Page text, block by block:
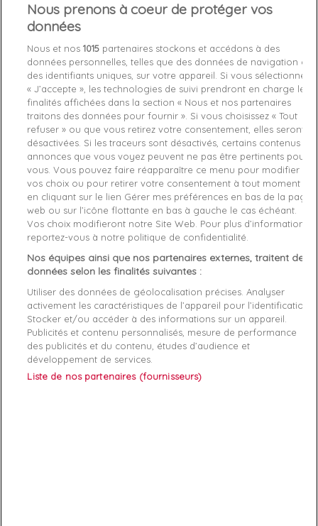
Caractéristiques produit
Détails du produit Fabriquant
Référence DW0DW08615-YBR M
Fiche technique
Couleur Blanc
Matière Coton
Genre Femme
Rayon Vetement
Démarque 35 %
Références spécifiques
Nous prenons à coeur de protéger vos
données
Nous et nos1015 partenaires stockons et accédons à des
données personnelles, telles que des données de navigation ou
des identifiants uniques, sur votre appareil. Si vous sélectionnez
« J’accepte », les technologies de suivi prendront en charge les
finalités affichées dans la section « Nous et nos partenaires
traitons des données pour fournir ». Si vous choisissez « Tout
refuser » ou que vous retirez votre consentement, elles seront
désactivées. Si les traceurs sont désactivés, certains contenus et
annonces que vous voyez peuvent ne pas être pertinents pour
vous. Vous pouvez faire réapparaître ce menu pour modifier
vos choix ou pour retirer votre consentement à tout moment
en cliquant sur le lien Gérer mes préférences en bas de la page
web ou sur l’icône flottante en bas à gauche le cas échéant.
Vos choix modifieront notre Site Web. Pour plus d’informations,
reportez-vous à notre politique de confidentialité.
Nos équipes ainsi que nos partenaires externes, traitent des
données selon les finalités suivantes :
Utiliser des données de géolocalisation précises. Analyser
activement les caractéristiques de l’appareil pour l’identification.
Stocker et/ou accéder à des informations sur un appareil.
Publicités et contenu personnalisés, mesure de performance
des publicités et du contenu, études d’audience et
développement de services.
Liste de nos partenaires (fournisseurs)